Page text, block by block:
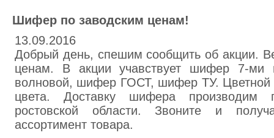
Шифер по заводским ценам!
13.09.2016
Добрый день, спешим сообщить об акции.
ценам. В акции учавствует шифер 7-
волновой, шифер ГОСТ, шифер ТУ.
цвета. Доставку шифера производим
ростовской области. Звоните и
ассортимент товара.